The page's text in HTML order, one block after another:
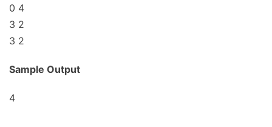
0 4
3 2
3 2
Sample Output
4